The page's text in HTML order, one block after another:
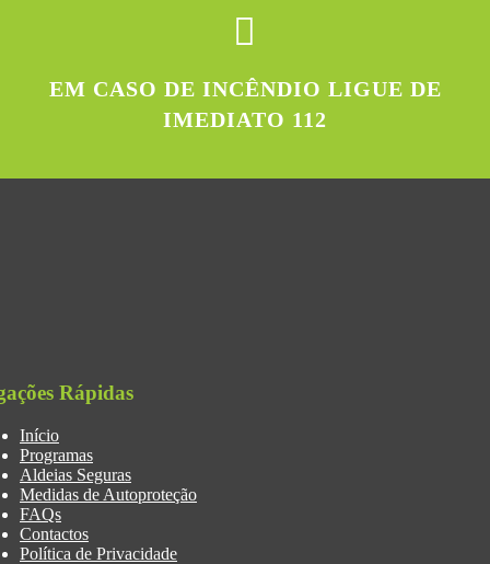
EM CASO DE INCÊNDIO LIGUE DE
IMEDIATO 112
Rápidas
Início
Programas
Aldeias Seguras
Medidas de Autoproteção
FAQs
Contactos
Política de Privacidade